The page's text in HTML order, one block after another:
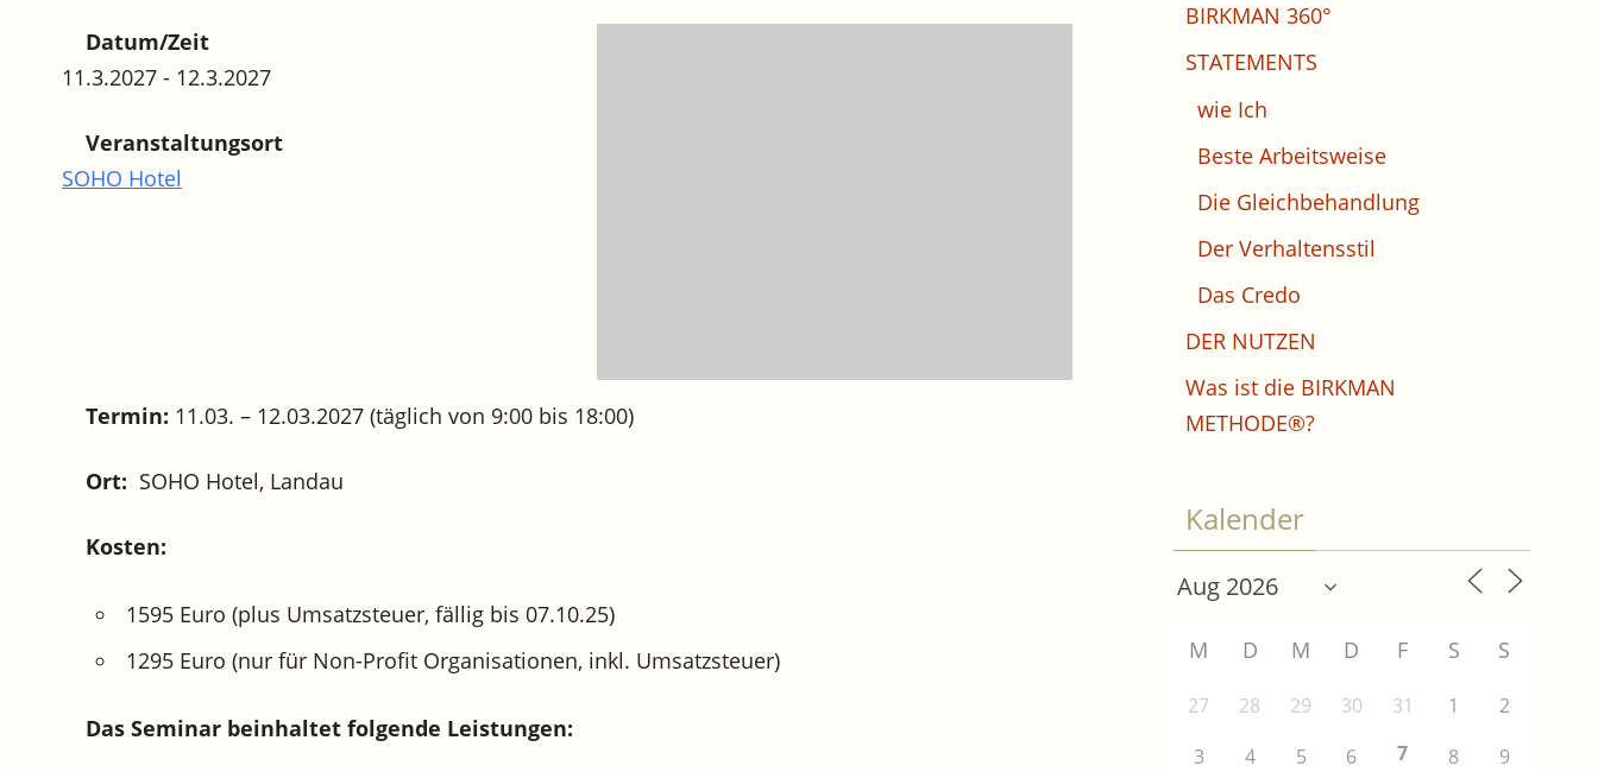
Datum/Zeit
11.3.2027 - 12.3.2027
Veranstaltungsort
SOHO Hotel
Termin: 11.03. – 12.03.2027 (täglich von 9:00 bis 18:00)
Ort: SOHO Hotel, Landau
Kosten:
1595 Euro (plus Umsatzsteuer, fällig bis 07.10.25)
1295 Euro (nur für Non-Profit Organisationen, inkl. Umsatzsteuer)
Das Seminar beinhaltet folgende Leistungen:
BIRKMAN 360°
STATEMENTS
wie Ich
Beste Arbeitsweise
Die Gleichbehandlung
Der Verhaltensstil
Das Credo
DER NUTZEN
Was ist die BIRKMAN
METHODE®?
Kalender
M D M D F S S
27 28 29 30 31 1
2
3
4 5 6 7 8
9